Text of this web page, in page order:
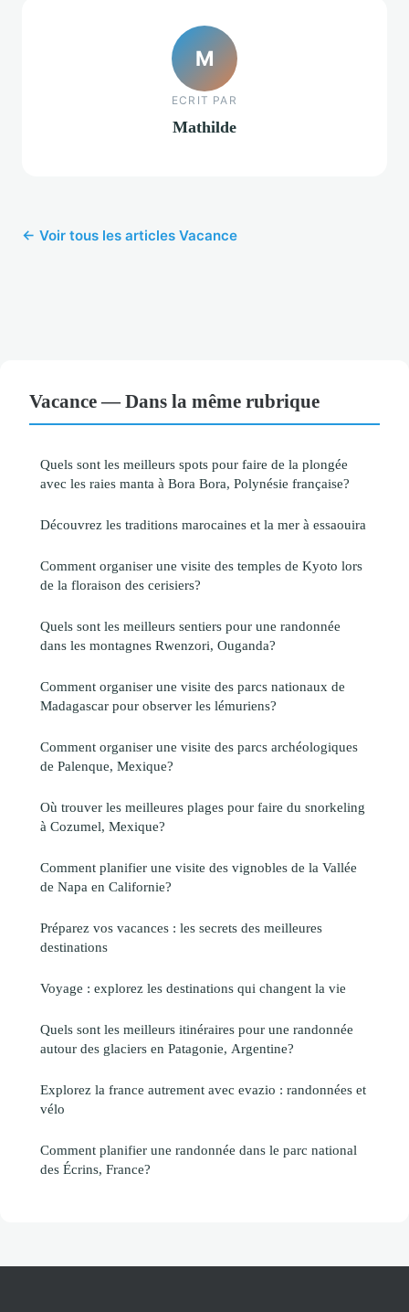
M
ECRIT PAR
Mathilde
← Voir tous les articles Vacance
Vacance — Dans la même rubrique
Quels sont les meilleurs spots pour faire de la plongée
avec les raies manta à Bora Bora, Polynésie française?
Découvrez les traditions marocaines et la mer à essaouira
Comment organiser une visite des temples de Kyoto lors
de la floraison des cerisiers?
Quels sont les meilleurs sentiers pour une randonnée
dans les montagnes Rwenzori, Ouganda?
Comment organiser une visite des parcs nationaux de
Madagascar pour observer les lémuriens?
Comment organiser une visite des parcs archéologiques
de Palenque, Mexique?
Où trouver les meilleures plages pour faire du snorkeling
à Cozumel, Mexique?
Comment planifier une visite des vignobles de la Vallée
de Napa en Californie?
Préparez vos vacances : les secrets des meilleures
destinations
Voyage : explorez les destinations qui changent la vie
Quels sont les meilleurs itinéraires pour une randonnée
autour des glaciers en Patagonie, Argentine?
Explorez la france autrement avec evazio : randonnées et
vélo
Comment planifier une randonnée dans le parc national
des Écrins, France?